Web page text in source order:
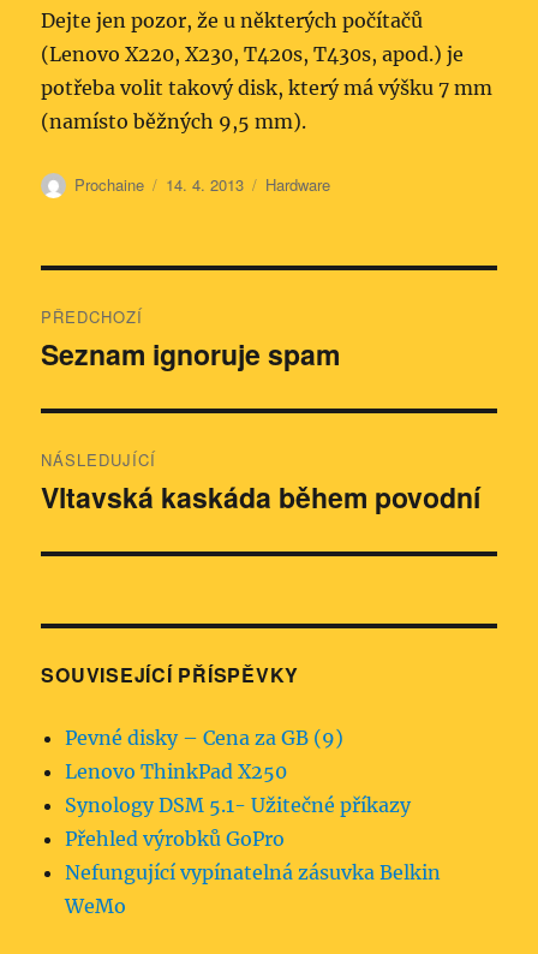
Dejte jen pozor, že u některých počítačů
(Lenovo X220, X230, T420s, T430s, apod.) je
potřeba volit takový disk, který má výšku 7 mm
(namísto běžných 9,5 mm).
Autor:
Prochaine Publikováno:
14. 4. 2013 Rubriky:
Hardware
pro
PŘEDCHOZÍ
Předchozí
Seznam ignoruje spam
NÁSLEDUJÍCÍ
Následující
Vltavská kaskáda během povodní
SOUVISEJÍCÍ PŘÍSPĚVKY
Pevné disky – Cena za GB (9)
Lenovo ThinkPad X250
Synology DSM 5.1- Užitečné příkazy
Přehled výrobků GoPro
Nefungující vypínatelná zásuvka Belkin
WeMo